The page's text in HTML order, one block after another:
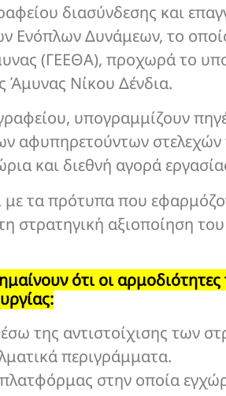
διασύνδεσης και
Ενόπλων Δυνάμεων, το
(ΓΕΕΘΑ), προχωρά το
Άμυνας Νίκου Δένδια.
υπογραμμίζουν
αφυπηρετούντων
και διεθνή αγορά
με τα πρότυπα που
στρατηγική αξιοποίηση
ότι οι
της αντιστοίχισης των
περιγράμματα.
στην οποία